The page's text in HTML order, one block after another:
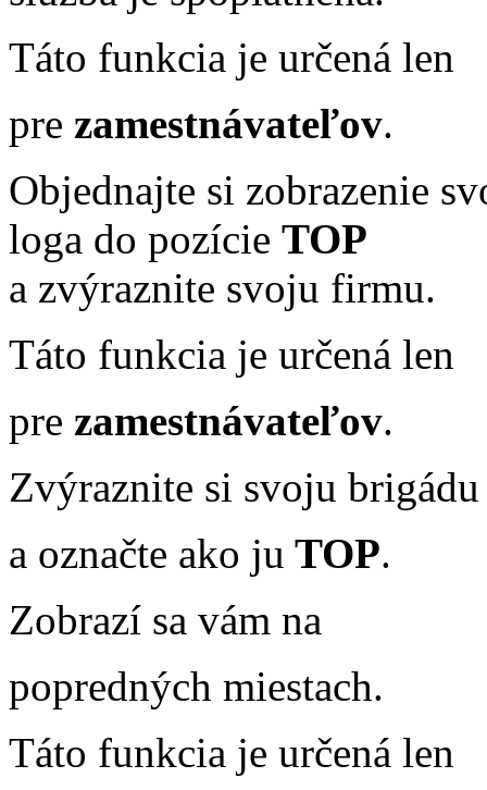
Táto funkcia je určená len
pre zamestnávateľov.
Objednajte si zobrazenie
loga do pozície TOP
a zvýraznite svoju firmu.
Táto funkcia je určená len
pre zamestnávateľov.
Zvýraznite si svoju brigádu
a označte ako ju TOP.
Zobrazí sa vám na
popredných miestach.
Táto funkcia je určená len